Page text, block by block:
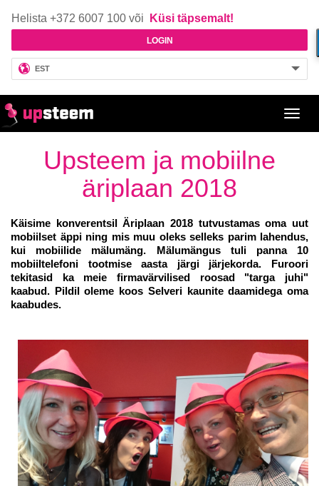
Helista +372 6007 100 või Küsi täpsemalt!
LOGIN
EST
Upsteem ja mobiilne
äriplaan 2018
Käisime konverentsil Äriplaan 2018 tutvustamas oma uut
mobiilset äppi ning mis muu oleks selleks parim lahendus,
kui mobiilide mälumäng. Mälumängus tuli panna 10
mobiiltelefoni tootmise aasta järgi järjekorda. Furoori
tekitasid ka meie firmavärvilised roosad "targa juhi"
kaabud. Pildil oleme koos Selveri kaunite daamidega oma
kaabudes.